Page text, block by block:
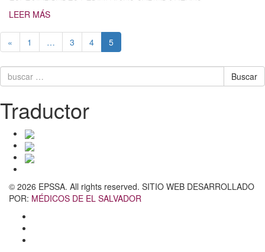
LEER MÁS
« 1 … 3 4 5
Buscar
por
Buscar
Traductor
© 2026 EPSSA. All rights reserved. SITIO WEB DESARROLLADO
POR: MÉDICOS DE EL SALVADOR